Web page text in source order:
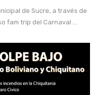
de Sucre, a través de
fam trip del Carnaval ...